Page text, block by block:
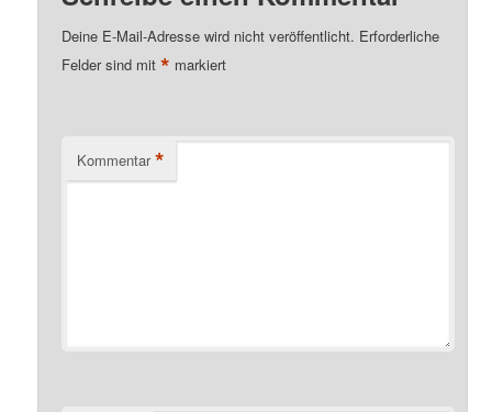
Deine E-Mail-Adresse wird nicht veröffentlicht. Erforderliche
Felder sind mit* markiert
Kommentar *